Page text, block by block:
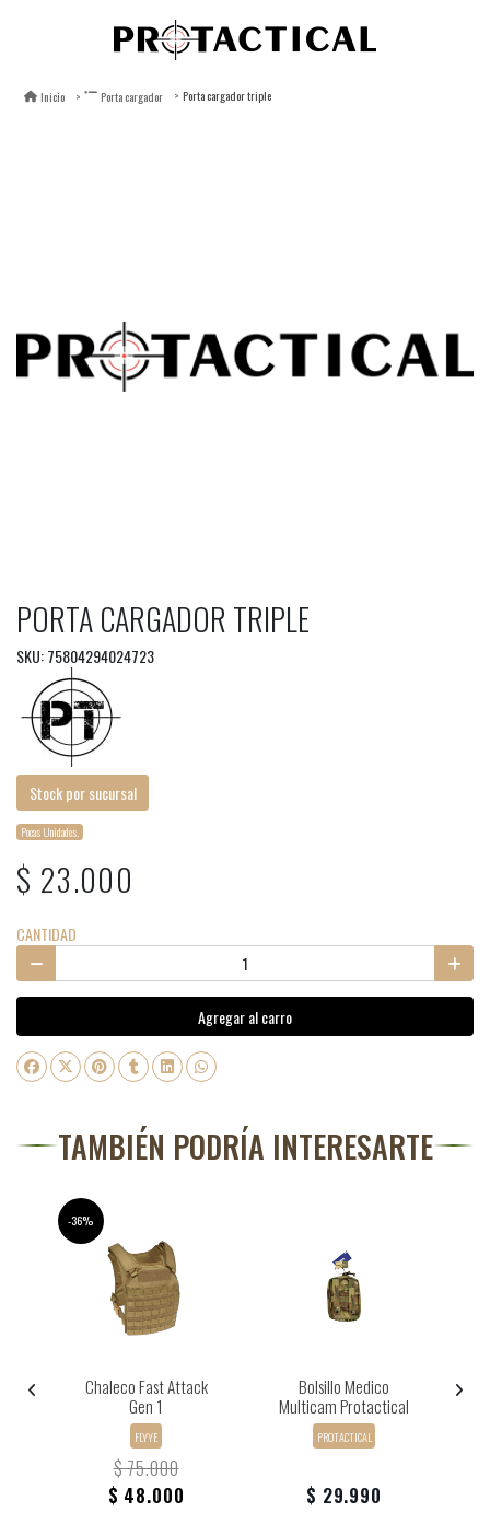
Inicio Porta cargador Porta cargador triple
PORTA CARGADOR TRIPLE
SKU: 75804294024723
Stock por sucursal
Pocas Unidades.
$ 23.000
CANTIDAD
Agregar al carro
TAMBIÉN PODRÍA INTERESARTE
-36%
Chaleco Fast Attack
Gen 1
FLYYE
$ 75.000
$ 48.000
Bolsillo Medico
Multicam Protactical
PROTACTICAL
$ 29.990